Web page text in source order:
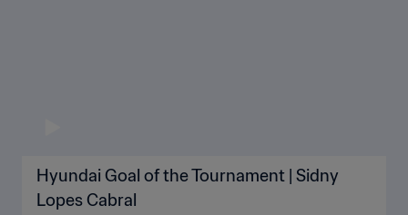
Hyundai Goal of the Tournament | Sidny
Lopes Cabral